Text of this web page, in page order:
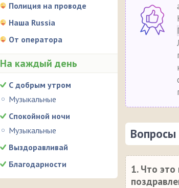
Полиция на проводе
Наша Russia
От оператора
На каждый день
С добрым утром
Музыкальные
Спокойной ночи
Музыкальные
Выздоравливай
Благодарности
1. Что